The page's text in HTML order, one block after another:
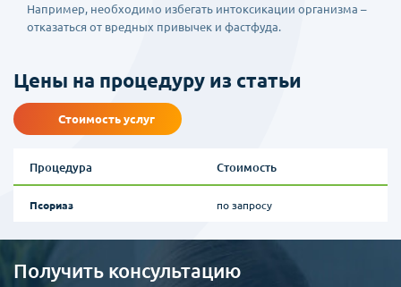
Например, необходимо избегать интоксикации организма –
отказаться от вредных привычек и фастфуда.
Цены на процедуру из статьи
Стоимость услуг
Процедура Стоимость
Псориаз по запросу
Получить консультацию